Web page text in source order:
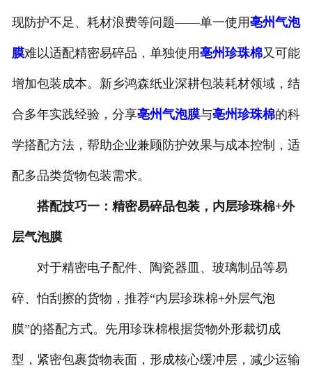
现防护不足、耗材浪费等问题——单一使用亳州气泡
膜难以适配精密易碎品，单独使用亳州珍珠棉又可能
增加包装成本。新乡鸿森纸业深耕包装耗材领域，结
合多年实践经验，分享亳州气泡膜与亳州珍珠棉的科
学搭配方法，帮助企业兼顾防护效果与成本控制，适
配多品类货物包装需求。
搭配技巧一：精密易碎品包装，内层珍珠棉+外
层气泡膜
对于精密电子配件、陶瓷器皿、玻璃制品等易
碎、怕刮擦的货物，推荐“内层珍珠棉+外层气泡
膜”的搭配方式。先用珍珠棉根据货物外形裁切成
型，紧密包裹货物表面，形成核心缓冲层，减少运输